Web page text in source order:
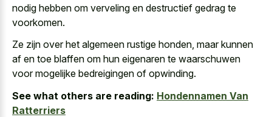
nodig hebben om verveling en destructief gedrag te
voorkomen.
Ze zijn over het algemeen rustige honden, maar kunnen
af en toe blaffen om hun eigenaren te waarschuwen
voor mogelijke bedreigingen of opwinding.
See what others are reading: Hondennamen Van
Ratterriers